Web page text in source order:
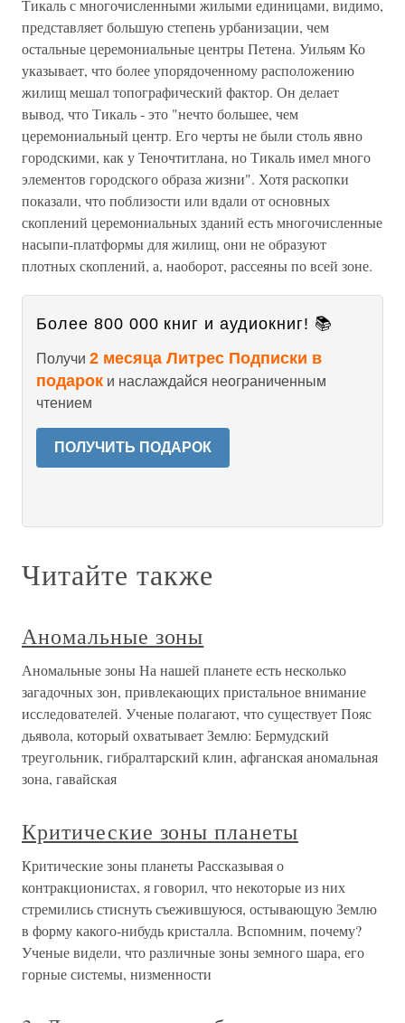
Тикаль с многочисленными жилыми единицами, видимо,
представляет большую степень урбанизации, чем
остальные церемониальные центры Петена. Уильям Ко
указывает, что более упорядоченному расположению
жилищ мешал топографический фактор. Он делает
вывод, что Тикаль - это "нечто большее, чем
церемониальный центр. Его черты не были столь явно
городскими, как у Теночтитлана, но Тикаль имел много
элементов городского образа жизни". Хотя раскопки
показали, что поблизости или вдали от основных
скоплений церемониальных зданий есть многочисленные
насыпи-платформы для жилищ, они не образуют
плотных скоплений, а, наоборот, рассеяны по всей зоне.
Более 800 000 книг и аудиокниг! 📚
Получи 2 месяца Литрес Подписки в
подарок и наслаждайся неограниченным
чтением
ПОЛУЧИТЬ ПОДАРОК
Читайте также
Аномальные зоны
Аномальные зоны На нашей планете есть несколько
загадочных зон, привлекающих пристальное внимание
исследователей. Ученые полагают, что существует Пояс
дьявола, который охватывает Землю: Бермудский
треугольник, гибралтарский клин, афганская аномальная
зона, гавайская
Критические зоны планеты
Критические зоны планеты Рассказывая о
контракционистах, я говорил, что некоторые из них
стремились стиснуть съежившуюся, остывающую Землю
в форму какого-нибудь кристалла. Вспомним, почему?
Ученые видели, что различные зоны земного шара, его
горные системы, низменности